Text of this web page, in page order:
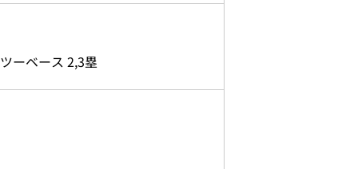
ーベース 2,3塁